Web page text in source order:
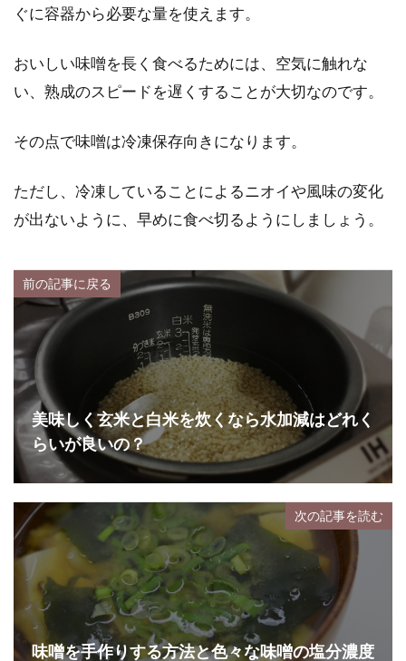
ぐに容器から必要な量を使えます。
おいしい味噌を長く食べるためには、空気に触れな
い、熟成のスピードを遅くすることが大切なのです。
その点で味噌は冷凍保存向きになります。
ただし、冷凍していることによるニオイや風味の変化
が出ないように、早めに食べ切るようにしましょう。
前の記事に戻る
美味しく玄米と白米を炊くなら水加減はどれく
らいが良いの？
次の記事を読む
味噌を手作りする方法と色々な味噌の塩分濃度